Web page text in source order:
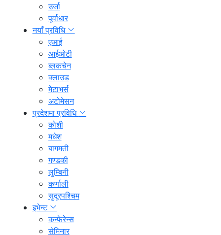
उर्जा
पूर्वाधार
नयाँ प्रविधि
एआई
आईओटी
ब्लकचेन
क्लाउड
मेटाभर्स
अटोमेसन
प्रदेशमा प्रविधि
कोशी
मधेश
बागमती
गण्डकी
लुम्बिनी
कर्णाली
सुदूरपश्चिम
इभेन्ट
कन्फेरेन्स
सेमिनार